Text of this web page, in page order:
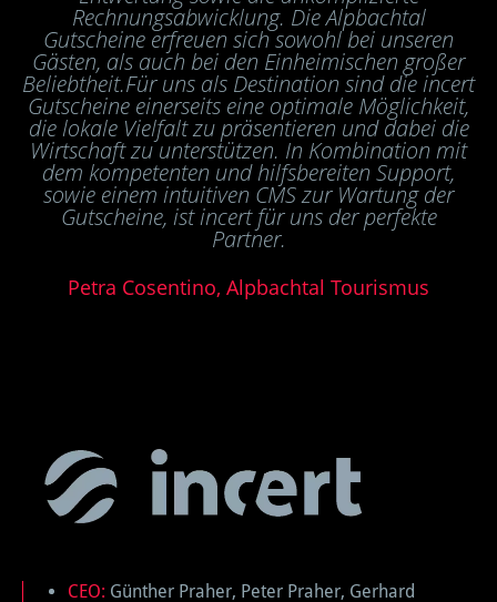
Rechnungsabwicklung. Die Alpbachtal
Gutscheine erfreuen sich sowohl bei unseren
Gästen, als auch bei den Einheimischen großer
Beliebtheit.Für uns als Destination sind die incert
Gutscheine einerseits eine optimale Möglichkeit,
die lokale Vielfalt zu präsentieren und dabei die
Wirtschaft zu unterstützen. In Kombination mit
dem kompetenten und hilfsbereiten Support,
sowie einem intuitiven CMS zur Wartung der
Gutscheine, ist incert für uns der perfekte
Partner.
Petra Cosentino, Alpbachtal Tourismus
CEO: Günther Praher, Peter Praher, Gerhard